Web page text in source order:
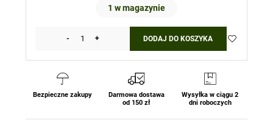
1 w magazynie
-
ilość
Green
+ DODAJ DO KOSZYKA
Bezpieczne zakupy
Darmowa dostawa
od 150 zł
Wysyłka w ciągu 2
dni roboczych